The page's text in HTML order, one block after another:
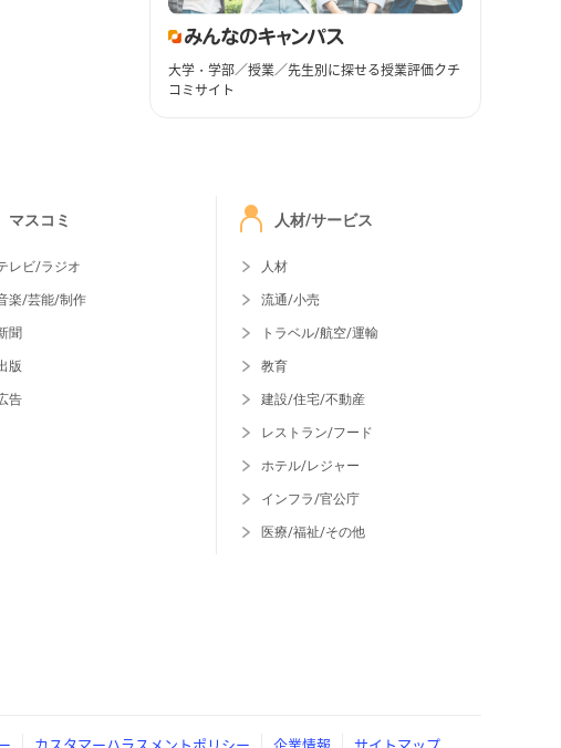
大学・学部／授業／先生別に探せる授業評価クチ
コミサイト
マスコミ
レビ/ラジオ
楽/芸能/制作
聞
版
告
人材/サービス
人材
流通/小売
トラベル/航空/運輸
教育
建設/住宅/不動産
レストラン/フード
ホテル/レジャー
インフラ/官公庁
医療/福祉/その他